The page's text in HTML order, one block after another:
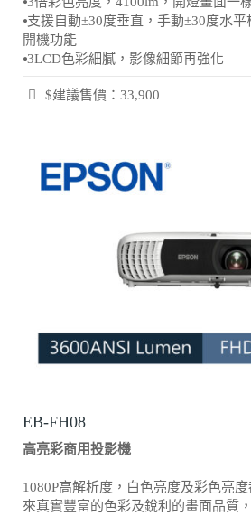
⦁支援自動±30度垂直，手動±30度水
開機功能
⦁3LCD色彩細膩，影像細節再強化
$建議售價：33,900
EB-FH08
高亮彩商用投影機
1080P高解析度，白色亮度及彩色亮
來真實豐富的色彩及銳利的畫面品質